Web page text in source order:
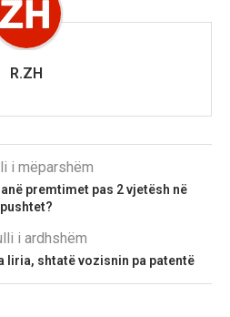
R.ZH
i mëparshëm
premtimet pas 2 vjetësh në
pushtet?
i ardhshëm
liria, shtatë vozisnin pa patentë